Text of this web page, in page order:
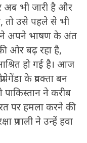
अब भी जारी है और
तो उसे पहले से भी
ने अपने भाषण के अंत
ओर बढ़ रहा है,
हो गई है। आज
के प्रवक्ता बन
पाकिस्तान ने करीब
पर हमला करने की
प्रणाली ने उन्हें हवा